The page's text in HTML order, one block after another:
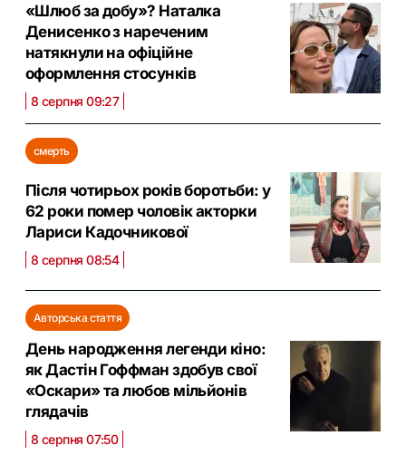
«Шлюб за добу»? Наталка
Денисенко з нареченим
натякнули на офіційне
оформлення стосунків
8 серпня 09:27
смерть
Після чотирьох років боротьби: у
62 роки помер чоловік акторки
Лариси Кадочникової
8 серпня 08:54
Авторська стаття
День народження легенди кіно:
як Дастін Гоффман здобув свої
«Оскари» та любов мільйонів
глядачів
8 серпня 07:50